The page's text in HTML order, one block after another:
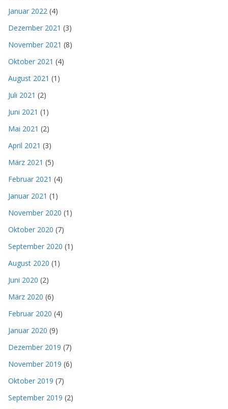
Januar 2022 (4)
Dezember 2021 (3)
November 2021 (8)
Oktober 2021 (4)
August 2021 (1)
Juli 2021 (2)
Juni 2021 (1)
Mai 2021 (2)
April 2021 (3)
März 2021 (5)
Februar 2021 (4)
Januar 2021 (1)
November 2020 (1)
Oktober 2020 (7)
September 2020 (1)
August 2020 (1)
Juni 2020 (2)
März 2020 (6)
Februar 2020 (4)
Januar 2020 (9)
Dezember 2019 (7)
November 2019 (6)
Oktober 2019 (7)
September 2019 (2)